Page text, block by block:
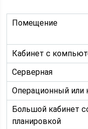
Помещение
Кабинет с
Серверная
Операционный или
Большой кабинет
планировкой